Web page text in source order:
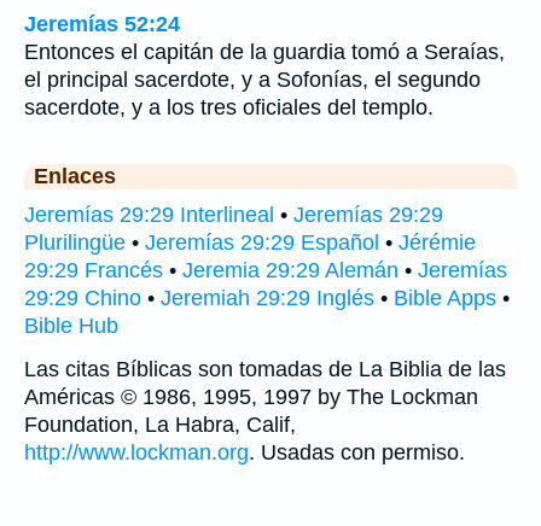
Jeremías 52:24
Entonces el capitán de la guardia tomó a Seraías,
el principal sacerdote, y a Sofonías, el segundo
sacerdote, y a los tres oficiales del templo.
Enlaces
Jeremías 29:29 Interlineal • Jeremías 29:29
Plurilingüe • Jeremías 29:29 Español • Jérémie
29:29 Francés • Jeremia 29:29 Alemán • Jeremías
29:29 Chino • Jeremiah 29:29 Inglés • Bible Apps •
Bible Hub
Las citas Bíblicas son tomadas de La Biblia de las
Américas © 1986, 1995, 1997 by The Lockman
Foundation, La Habra, Calif,
http://www.lockman.org. Usadas con permiso.